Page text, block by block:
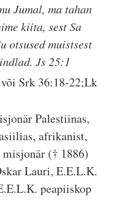
Jumal, ma tahan
kiita, sest Sa
otsused muistsest
Js 25:1
Srk 36:18-22;Lk
Palestiinas,
afrikanist,
misjonär († 1886)
Lauri, E.E.L.K.
peapiiskop